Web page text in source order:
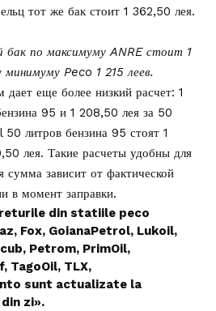
тот же бак стоит 1 362,50 лея.
бак по максимуму ANRE стоит 1
минимуму Peco 1 215 леев.
еще более низкий расчет: 1
95 и 1 208,50 лея за 50
литров бензина 95 стоят 1
лея. Такие расчеты удобны для
сумма зависит от фактической
в момент заправки.
din statiile peco
Fox, GoianaPetrol, Lukoil,
Petrom, PrimOil,
TagoOil, TLX,
sunt actualizate la
zi».